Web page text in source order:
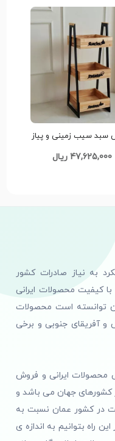
سیب زمینی و پیاز
47,625,000 ریال
به نیاز صادرات کشور
با کیفیت محصولات ایرانی
تاکنون توانسته است محصولات
و آفریقای جنوبی و برخی
محصولات ایرانی و فروش
کشورهای جهان می باشد و
در کشور عمان نسبت به
راه بتوانیم به اندازه ی